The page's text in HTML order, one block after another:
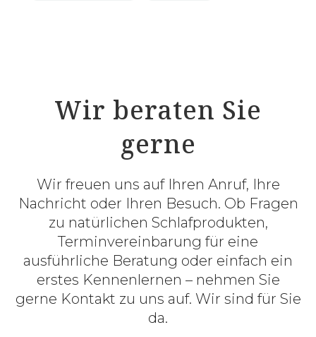
Wir beraten Sie
gerne
Wir freuen uns auf Ihren Anruf, Ihre
Nachricht oder Ihren Besuch. Ob Fragen
zu natürlichen Schlafprodukten,
Terminvereinbarung für eine
ausführliche Beratung oder einfach ein
erstes Kennenlernen – nehmen Sie
gerne Kontakt zu uns auf. Wir sind für Sie
da.